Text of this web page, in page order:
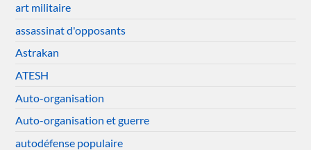
art militaire
assassinat d'opposants
Astrakan
ATESH
Auto-organisation
Auto-organisation et guerre
autodéfense populaire